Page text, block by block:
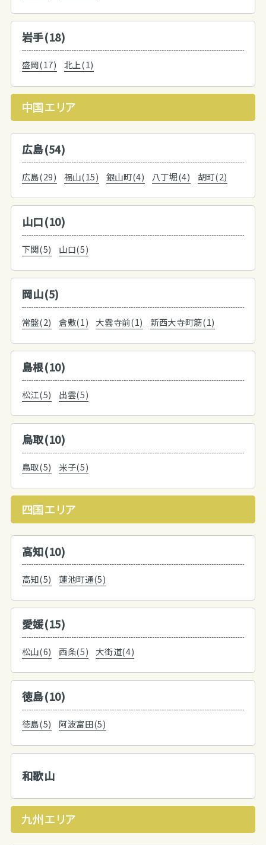
岩手(18)
盛岡(17) 北上(1)
中国エリア
広島(54)
広島(29) 福山(15) 銀山町(4) 八丁堀(4) 胡町(2)
山口(10)
下関(5) 山口(5)
岡山(5)
常盤(2) 倉敷(1) 大雲寺前(1) 新西大寺町筋(1)
島根(10)
松江(5) 出雲(5)
鳥取(10)
鳥取(5) 米子(5)
四国エリア
高知(10)
高知(5) 蓮池町通(5)
愛媛(15)
松山(6) 西条(5) 大街道(4)
徳島(10)
徳島(5) 阿波富田(5)
和歌山
九州エリア